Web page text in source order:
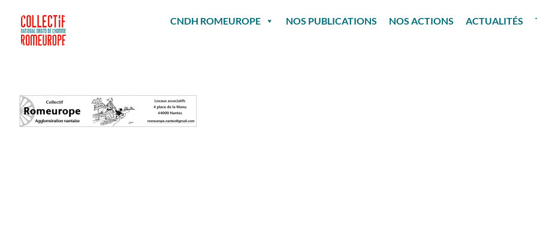
contenu
CNDH ROMEUROPE NOS PUBLICATIONS NOS ACTIONS ACTUALITÉS